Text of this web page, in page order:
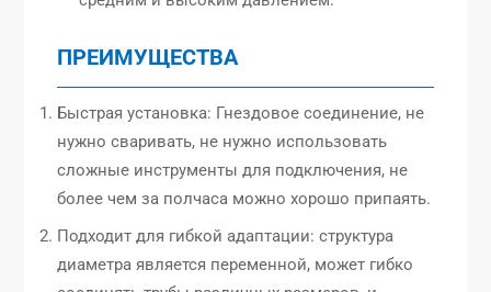
ПРЕИМУЩЕСТВА
Быстрая установка: Гнездовое соединение, не
нужно сваривать, не нужно использовать
сложные инструменты для подключения, не
более чем за полчаса можно хорошо припаять.
Подходит для гибкой адаптации: структура
диаметра является переменной, может гибко